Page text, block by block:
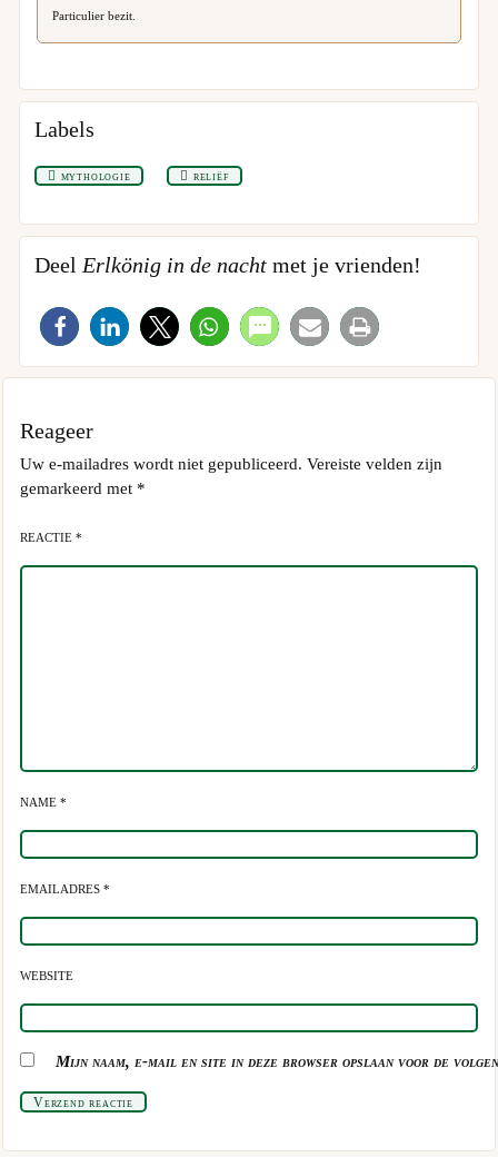
Particulier bezit.
Labels
mythologie reliëf
Deel Erlkönig in de nacht met je vrienden!
Reageer
Uw e-mailadres wordt niet gepubliceerd. Vereiste velden zijn
gemarkeerd met *
REACTIE *
NAME *
EMAILADRES *
WEBSITE
Mijn naam, e-mail en site in deze browser opslaan voor de
Verzend reactie